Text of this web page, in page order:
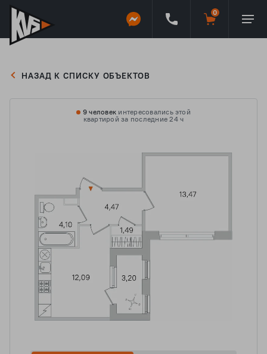
НАЗАД К СПИСКУ ОБЪЕКТОВ
9 человек интересовались этой
квартирой за последние 24 ч